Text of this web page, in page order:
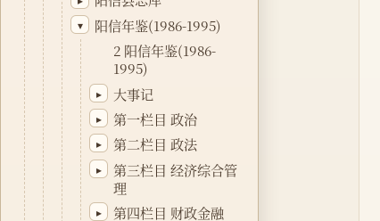
▾
阳信年鉴(1986-1995)
2 阳信年鉴(1986-
1995)
▸ 大事记
▸ 第一栏目 政治
▸ 第二栏目 政法
▸
第三栏目 经济综合管
理
▸ 第四栏目 财政金融